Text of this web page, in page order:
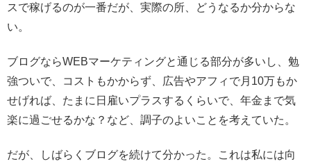
スで稼げるのが一番だが、実際の所、どうなるか分からな
い。
ブログならWEBマーケティングと通じる部分が多いし、勉
強ついで、コストもかからず、広告やアフィで月10万もか
せげれば、たまに日雇いプラスするくらいで、年金まで気
楽に過ごせるかな？など、調子のよいことを考えていた。
だが、しばらくブログを続けて分かった。これは私には向